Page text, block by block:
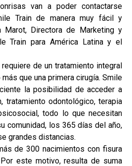
van a poder contactarse
Train de manera muy fácil y
Marot, Directora de Marketing y
Train para América Latina y el
de un tratamiento integral
que una primera cirugía. Smile
la posibilidad de acceder a
tratamiento odontológico, terapia
todo lo que necesitan
comunidad, los 365 días del año,
grandes distancias.
de 300 nacimientos con fisura
este motivo, resulta de suma